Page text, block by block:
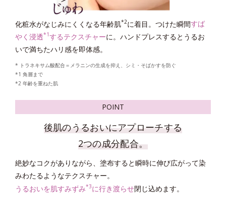
*3 洗浄による物理的効果
*4 グリチルリチン酸2K
POINT
2つを両立する
蓄積した古い角質をおだやかに取り去る
と、洗顔後に肌に残る「シルキースムース成分 *6 」を配合。
化粧水がなじみにくくなる年齢肌*2に着目。つけた瞬間すば
やく浸透*1するテクスチャーに。ハンドプレスするとうるお
いで満ちたハリ感を即体感。
* トラネキサム酸配合＝メラニンの生成を抑え、シミ・そばかすを防ぐ
*1 角層まで
*2 年齢を重ねた肌
POINT
後肌のうるおいにアプローチする
2つの成分配合。
絶妙なコクがありながら、塗布すると瞬時に伸び広がって染
みわたるようなテクスチャー。
うるおいを肌すみずみ*3に行き渡らせ閉じ込めます。